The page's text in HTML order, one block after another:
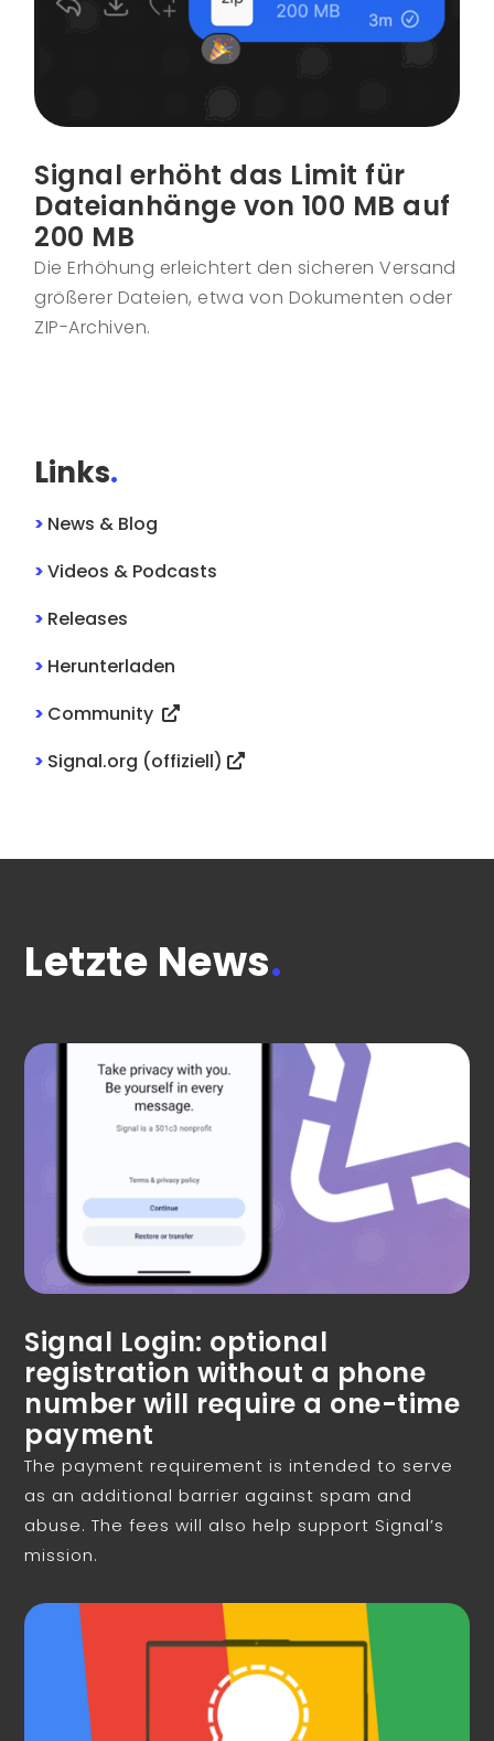
Signal erhöht das Limit für
Dateianhänge von 100 MB auf
200 MB
Die Erhöhung erleichtert den sicheren Versand
größerer Dateien, etwa von Dokumenten oder
ZIP-Archiven.
Links.
> News & Blog
>Videos & Podcasts
> Releases
> Herunterladen
> Community
> Signal.org (offiziell)
Letzte News.
Signal Login: optional
registration without a phone
number will require a one-time
payment
The payment requirement is intended to serve
as an additional barrier against spam and
abuse. The fees will also help support Signal’s
mission.